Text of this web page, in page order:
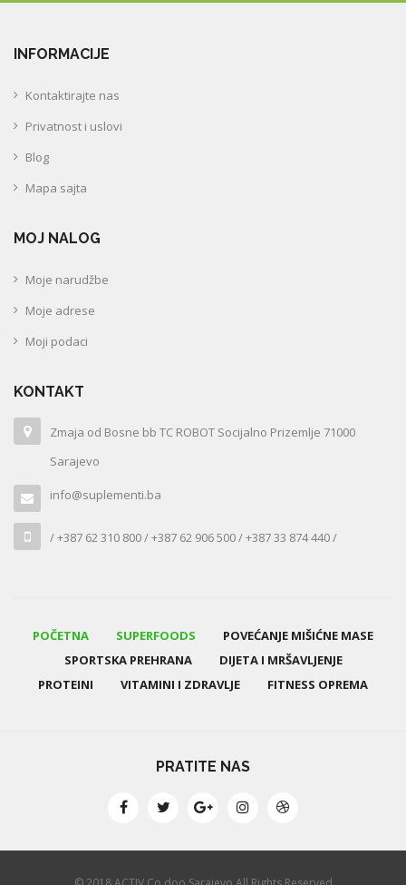
INFORMACIJE
Kontaktirajte nas
Privatnost i uslovi
Blog
Mapa sajta
MOJ NALOG
Moje narudžbe
Moje adrese
Moji podaci
KONTAKT
Zmaja od Bosne bb TC ROBOT Socijalno Prizemlje 71000
Sarajevo
info@suplementi.ba
/ +387 62 310 800 / +387 62 906 500 / +387 33 874 440 /
POČETNA SUPERFOODS
POVEĆANJE MIŠIĆNE MASE
SPORTSKA PREHRANA
DIJETA I MRŠAVLJENJE
PROTEINI
VITAMINI I ZDRAVLJE FITNESS OPREMA
PRATITE NAS